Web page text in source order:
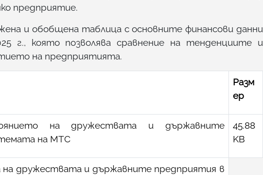
предприятие.
и обобщена таблица с основните финансови данни
г., която позволява сравнение на тенденциите и
на предприятията.
Разм
ер
на дружествата и държавните
на МТС
45.88
KB
дружествата и държавните предприятия в